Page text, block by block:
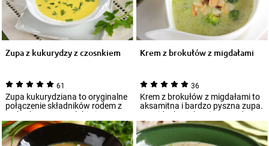
Zupa z kukurydzy z czosnkiem
61
Zupa kukurydziana to oryginalne
połączenie składników rodem z
Meksyku z tym, co lubią i znają
Eur...
Krem z brokułów z migdałami
36
Krem z brokułów z migdałami to
aksamitna i bardzo pyszna zupa.
Jest idealna jako pierwsze danie
r...